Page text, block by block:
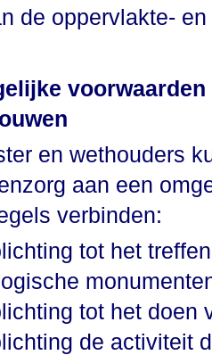
de oppervlakte-
en wethouders
aan een
verbinden:
tot het
tot het doen
de activiteit